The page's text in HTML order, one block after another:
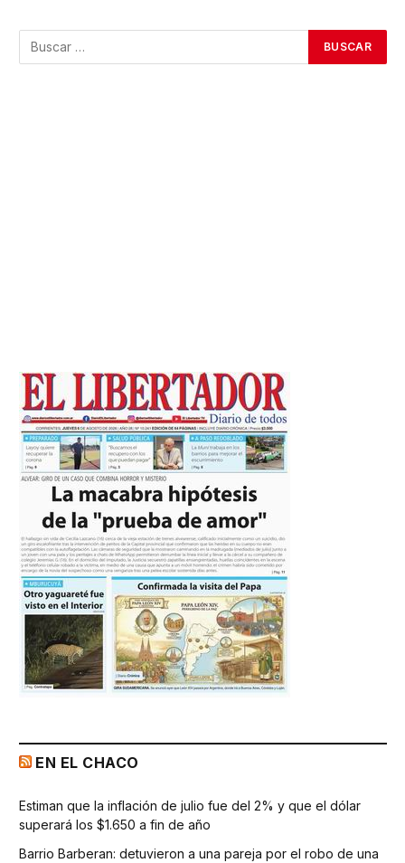
EN EL CHACO
Estiman que la inflación de julio fue del 2% y que el dólar
superará los $1.650 a fin de año
Barrio Barberan: detuvieron a una pareja por el robo de una